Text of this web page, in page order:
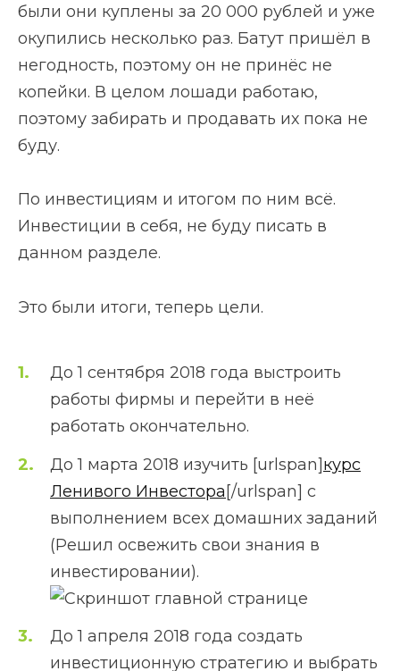
были они куплены за 20 000 рублей и уже
окупились несколько раз. Батут пришёл в
негодность, поэтому он не принёс не
копейки. В целом лошади работаю,
поэтому забирать и продавать их пока не
буду.
По инвестициям и итогом по ним всё.
Инвестиции в себя, не буду писать в
данном разделе.
Это были итоги, теперь цели.
До 1 сентября 2018 года выстроить
работы фирмы и перейти в неё
работать окончательно.
До 1 марта 2018 изучить [urlspan]курс
Ленивого Инвестора[/urlspan] с
выполнением всех домашних заданий
(Решил освежить свои знания в
инвестировании).
До 1 апреля 2018 года создать
инвестиционную стратегию и выбрать